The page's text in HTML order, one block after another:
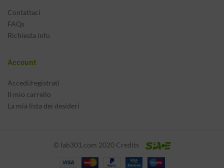
Contattaci
FAQs
Richiesta info
Account
Accedi/registrati
Il mio carrello
La mia lista dei desideri
© lab301.com 2020 Credits